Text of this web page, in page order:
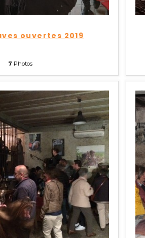
ouvertes 2019
7 Photos